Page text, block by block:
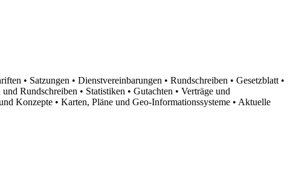
• Satzungen • Dienstvereinbarungen • Rundschreiben • Gesetzblatt •
Rundschreiben • Statistiken • Gutachten • Verträge und
Konzepte • Karten, Pläne und Geo-Informationssysteme • Aktuelle